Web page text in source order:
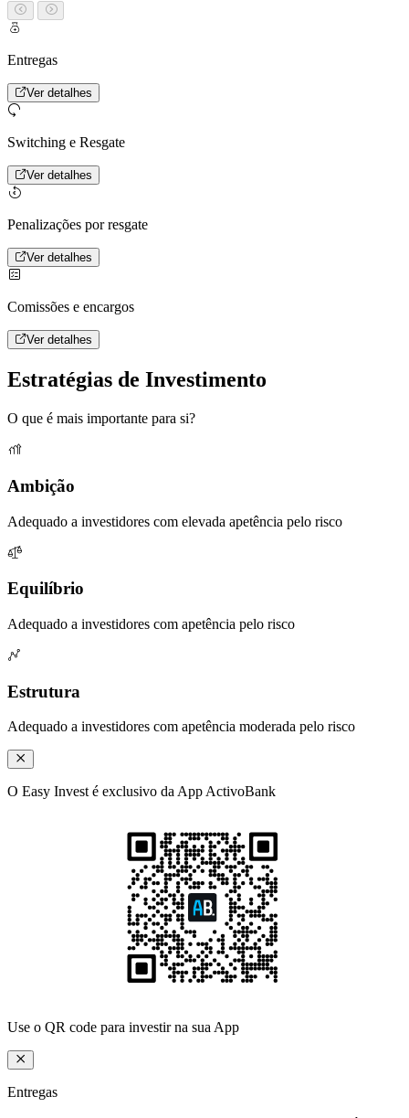
Entregas
Ver detalhes
Switching e Resgate
Ver detalhes
Penalizações por resgate
Ver detalhes
Comissões e encargos
Ver detalhes
Estratégias de Investimento
O que é mais importante para si?
Ambição
Adequado a investidores com elevada apetência pelo risco
Equilíbrio
Adequado a investidores com apetência pelo risco
Estrutura
Adequado a investidores com apetência moderada pelo risco
O Easy Invest é exclusivo da App ActivoBank
Use o QR code para investir na sua App
Entregas